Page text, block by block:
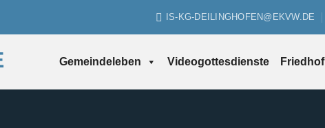
IS-KG-DEILINGHOFEN@EKVW.DE
Gemeindeleben Videogottesdienste Friedhof